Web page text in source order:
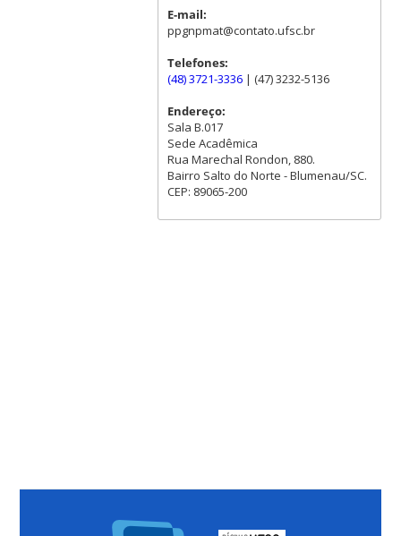
E-mail:
ppgnpmat@contato.ufsc.br
Telefones:
(48) 3721-3336| (47) 3232-5136
Endereço:
Sala B.017
Sede Acadêmica
Rua Marechal Rondon, 880.
Bairro Salto do Norte - Blumenau/SC.
CEP: 89065-200